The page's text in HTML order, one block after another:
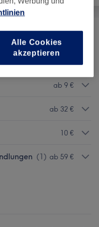
ab 15 €
ab 9 €
ab 32 €
10 €
(1) ab 59 €
Alle Cookies
akzeptieren